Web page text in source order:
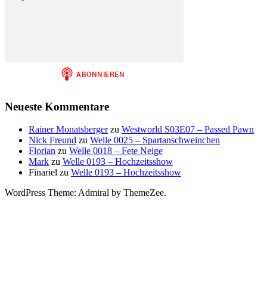
Neueste Kommentare
Rainer Monatsbergerzu Westworld S03E07 – Passed Pawn
Nick Freund zu Welle 0025 – Spartanschweinchen
Florian zu Welle 0018 – Fete Neige
Mark zu Welle 0193 – Hochzeitsshow
Finariel zu Welle 0193 – Hochzeitsshow
WordPress Theme: Admiral by ThemeZee.